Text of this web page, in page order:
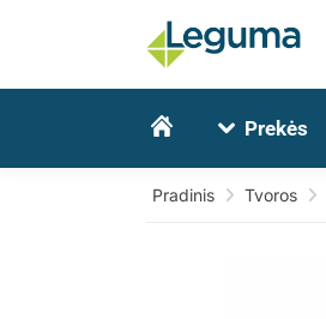
Prekės
Pradinis Tvoros